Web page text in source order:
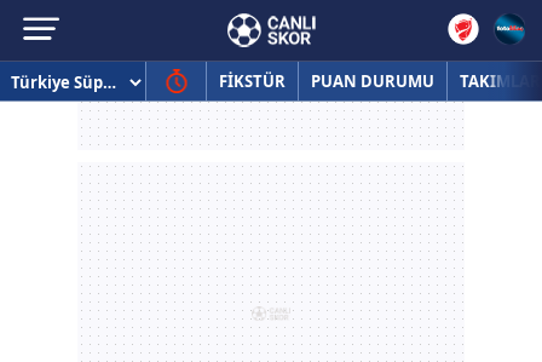
FİKSTÜR PUAN DURUMU TAKIMLAR